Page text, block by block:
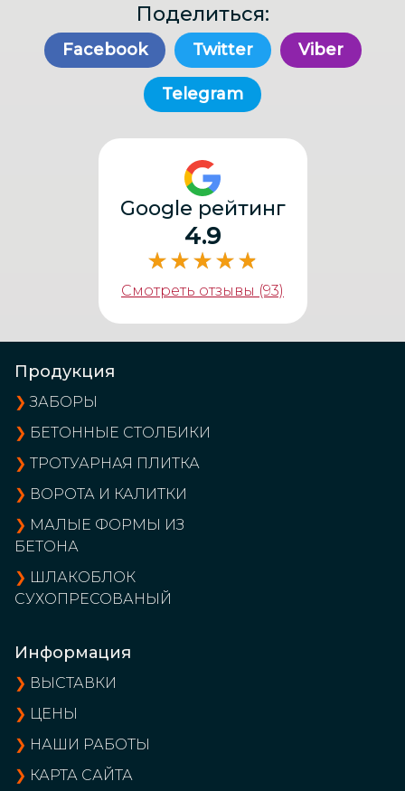
Поделиться:
Facebook Twitter Viber
Telegram
Google рейтинг
4.9
Смотреть отзывы (93)
Продукция
❯ ЗАБОРЫ
❯ БЕТОННЫЕ СТОЛБИКИ
❯ ТРОТУАРНАЯ ПЛИТКА
❯ ВОРОТА И КАЛИТКИ
❯ МАЛЫЕ ФОРМЫ ИЗ
БЕТОНА
❯ ШЛАКОБЛОК
СУХОПРЕСОВАНЫЙ
Информация
❯ ВЫСТАВКИ
❯ ЦЕНЫ
❯ НАШИ РАБОТЫ
❯ КАРТА САЙТА